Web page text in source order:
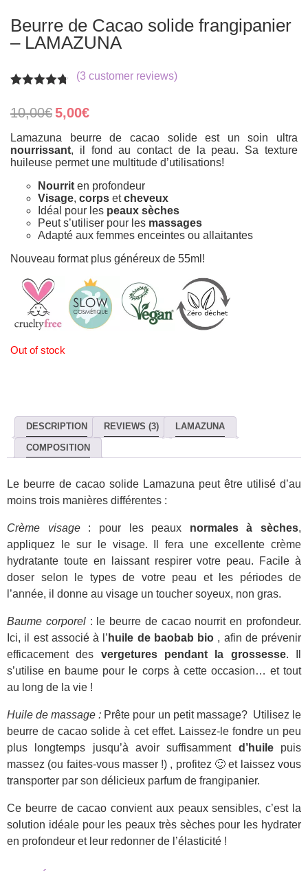
Beurre de Cacao solide frangipanier
– LAMAZUNA
out of 5
based on
ratings
(3 customer reviews)
10,00€ Original
price
was:
10,00€.
5,00€Current
is:
5,00€.
Lamazuna beurre de cacao solide est un soin ultra
nourrissant, il fond au contact de la peau. Sa texture
huileuse permet une multitude d’utilisations!
Nourrit en profondeur
Visage, corps etcheveux
Idéal pour les peaux sèches
Peut s’utiliser pour les massages
Adapté aux femmes enceintes ou allaitantes
Nouveau format plus généreux de 55ml!
Out of stock
DESCRIPTION REVIEWS (3) LAMAZUNA
COMPOSITION
Le beurre de cacao solide Lamazuna peut être utilisé d’au
moins trois manières différentes :
Crème visage: pour les peaux normales à sèches,
appliquez le sur le visage. Il fera une excellente crème
hydratante toute en laissant respirer votre peau. Facile à
doser selon le types de votre peau et les périodes de
l’année, il donne au visage un toucher soyeux, non gras.
Baume corporel: le beurre de cacao nourrit en profondeur.
Ici, il est associé à l’ huile de baobab bio , afin de prévenir
efficacement des vergetures pendant la grossesse. Il
s’utilise en baume pour le corps à cette occasion… et tout
au long de la vie !
Huile de massage : Prête pour un petit massage? Utilisez le
beurre de cacao solide à cet effet. Laissez-le fondre un peu
plus longtemps jusqu’à avoir suffisamment d’huilepuis
massez (ou faites-vous masser !) , profitez 🙂 et laissez vous
transporter par son délicieux parfum de frangipanier.
Ce beurre de cacao convient aux peaux sensibles, c’est la
solution idéale pour les peaux très sèches pour les hydrater
en profondeur et leur redonner de l’élasticité !